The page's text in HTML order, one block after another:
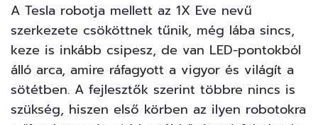
A Tesla robotja mellett az 1X Eve nevű
szerkezete csököttnek tűnik, még lába sincs,
keze is inkább csipesz, de van LED-pontokból
álló arca, amire ráfagyott a vigyor és világít a
sötétben. A fejlesztők szerint többre nincs is
szükség, hiszen első körben az ilyen robotokra